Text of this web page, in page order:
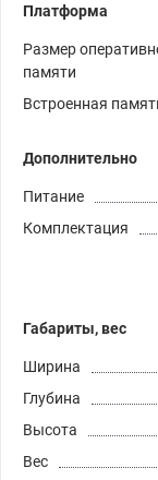
Платформа
Размер
памяти
Встроенная
Дополнительно
Питание
Комплектация
Габариты, вес
Ширина
Глубина
Высота
Вес